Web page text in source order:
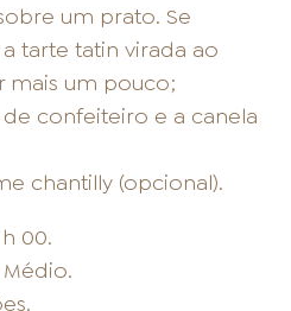
um prato. Se
tarte tatin virada ao
mais um pouco;
de confeiteiro e a canela
chantilly (opcional).
h 00.
Médio.